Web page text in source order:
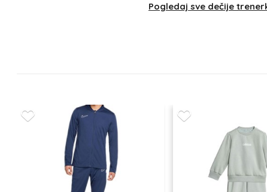
Pogledaj sve dečije